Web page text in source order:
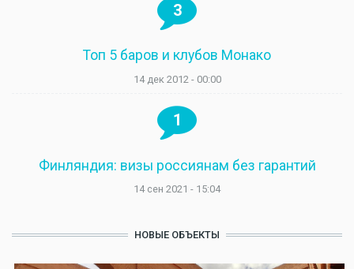
3
Топ 5 баров и клубов Монако
14 дек 2012 - 00:00
1
Финляндия: визы россиянам без гарантий
14 сен 2021 - 15:04
НОВЫЕ ОБЪЕКТЫ